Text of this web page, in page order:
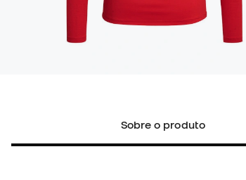
Sobre o produto